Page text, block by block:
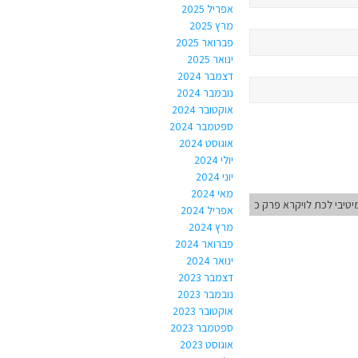
לכת לויקרא פרק כ
אפריל 2025
מרץ 2025
פברואר 2025
ינואר 2025
דצמבר 2024
נובמבר 2024
אוקטובר 2024
ספטמבר 2024
אוגוסט 2024
יולי 2024
יוני 2024
מאי 2024
אפריל 2024
מרץ 2024
פברואר 2024
ינואר 2024
דצמבר 2023
נובמבר 2023
אוקטובר 2023
ספטמבר 2023
אוגוסט 2023